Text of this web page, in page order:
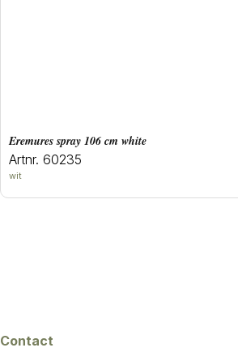
eremures spray 106 cm white
Artnr. 60235
wit
Contact